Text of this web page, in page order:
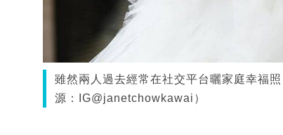
雖然兩人過去經常在社交平台曬家庭幸福
源：IG@janetchowkawai）